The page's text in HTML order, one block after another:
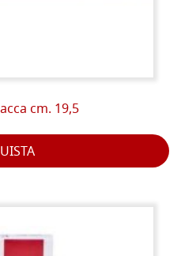
cm. 19,5